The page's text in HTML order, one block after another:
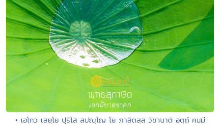
• เอโกว เสยฺโย ปุริโส สปญฺโญ โย ภาสิตสฺส วิชานาติ อตฺถํ คนมี